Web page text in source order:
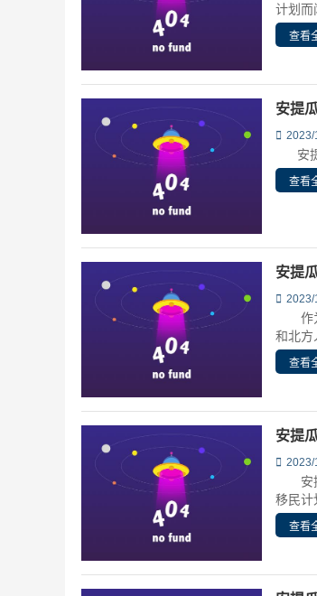
计划
查看
安提
2023/
安提
查看
安提
2023/
作为
和北
查看
安提
2023/
安提
移民
查看